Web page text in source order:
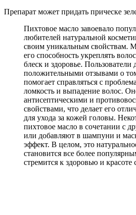
Препарат может придать прическе
Пихтовое масло завоевало
любителей натуральной
своим уникальным свойствам.
его способность укреплять
блеск и здоровье. Пользователи
положительными отзывами о
помогает справляться с
ломкость и выпадение волос.
антисептическими и
свойствами, что делает его
для ухода за кожей головы.
пихтовое масло в сочетании с
или добавляют в шампуни и
эффект. В целом, это
становится все более
стремится к здоровью и красоте